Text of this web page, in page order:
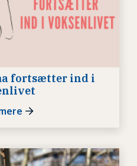
fortsætter ind i